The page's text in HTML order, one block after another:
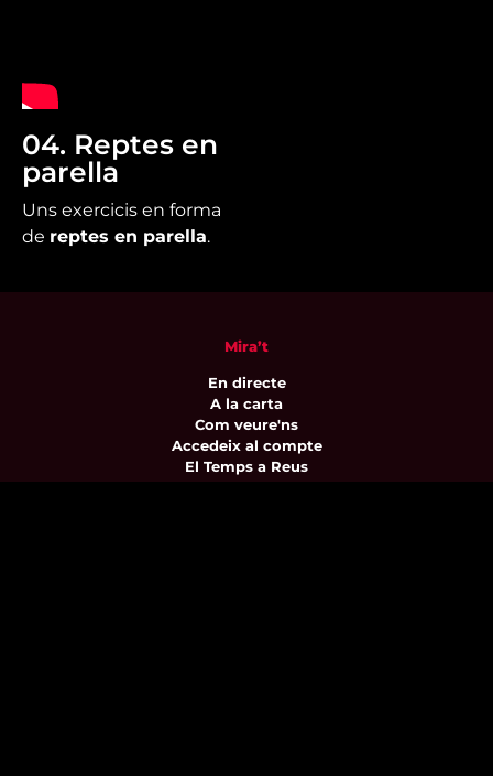
04. Reptes en
parella
Uns exercicis en forma
de reptes en parella.
Mira’t
En directe
A la carta
Com veure'ns
Accedeix al compte
El Temps a Reus